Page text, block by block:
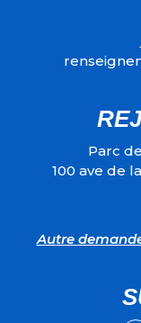
Parc
100 ave de
Autre